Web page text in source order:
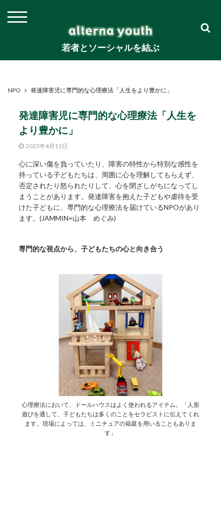
若者とソーシャルを結ぶ
NPO 発達障害児に専門的な心理療法「人生をより豊かに」
発達障害児に専門的な心理療法「人生を
より豊かに」
2023年4月11日
心に深い傷を負っていたり、障害の特性から特別な感性を
持っている子どもたちは、周囲に心を理解してもらえず、
否定されたり怒られたりして、心を閉ざしがちになってし
まうことがあります。発達障害を抱えた子どもや虐待を受
けた子どもに、専門的な心理療法を届けているNPOがあり
ます。(JAMMIN=山本 めぐみ)
専門的な視点から、子どもたちの心と向き合う
心理療法において、ドールハウスはよく使われるアイテム。「人形
遊びを通して、子どもたちは多くのことをセラピストに伝えてくれ
ます。現場によっては、ミニチュアの箱庭を用いることもありま
す」